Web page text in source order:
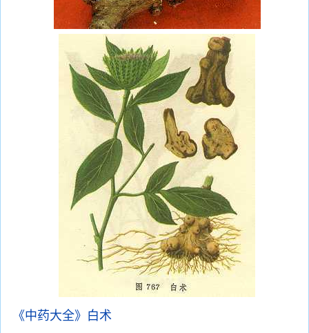
《中药大全》白术